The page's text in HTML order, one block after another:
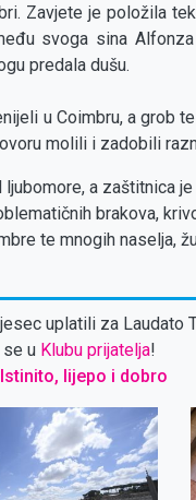
Zavjete je položila
svoga sina
predala dušu.
u Coimbru, a grob
molili i zadobili
ljubomore, a zaštitnica
brakova,
te mnogih naselja,
uplatili za Laudato
se u Klubu prijatelja!
Istinito, lijepo i dobro